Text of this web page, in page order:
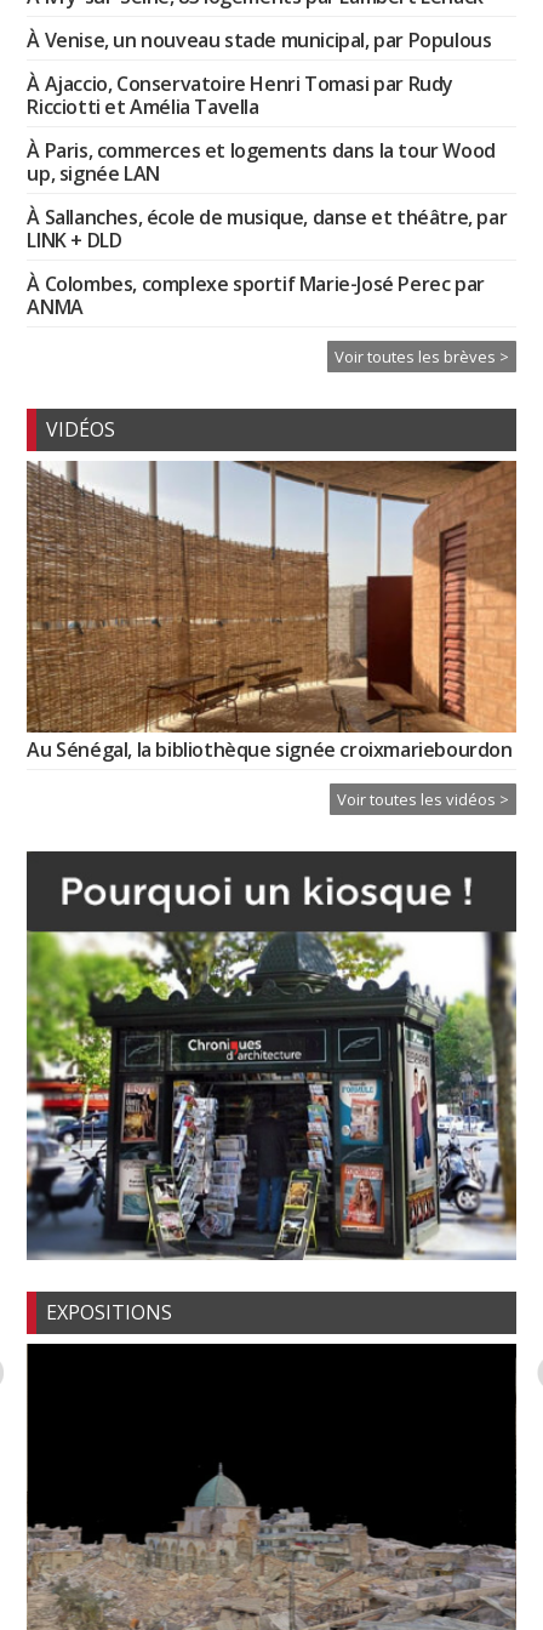
À Venise, un nouveau stade municipal, par Populous
À Ajaccio, Conservatoire Henri Tomasi par Rudy
Ricciotti et Amélia Tavella
À Paris, commerces et logements dans la tour Wood
up, signée LAN
À Sallanches, école de musique, danse et théâtre, par
LINK + DLD
À Colombes, complexe sportif Marie-José Perec par
ANMA
Voir toutes les brèves >
VIDÉOS
Au Sénégal, la bibliothèque signée croixmariebourdon
Voir toutes les vidéos >
EXPOSITIONS